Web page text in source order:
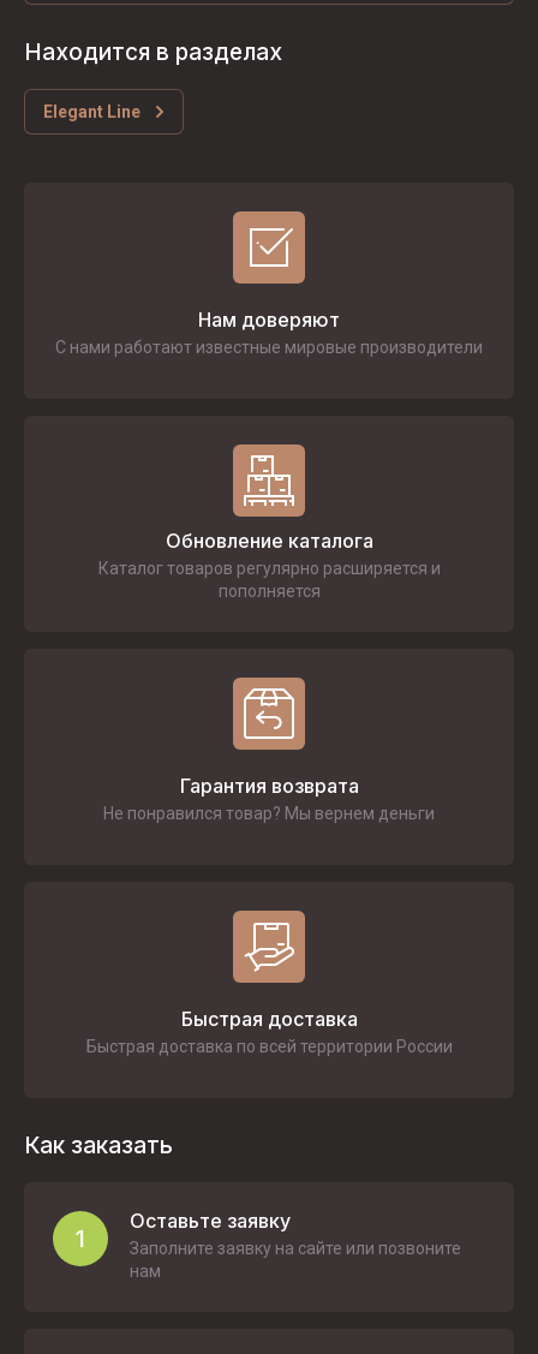
Находится в разделах
Elegant Line
Нам доверяют
С нами работают известные мировые производители
Обновление каталога
Каталог товаров регулярно расширяется и
пополняется
Гарантия возврата
Не понравился товар? Мы вернем деньги
Быстрая доставка
Быстрая доставка по всей территории России
Как заказать
1
Оставьте заявку
Заполните заявку на сайте или позвоните
нам